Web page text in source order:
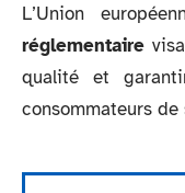
L’Union
réglementaire
qualité et
consommateurs de